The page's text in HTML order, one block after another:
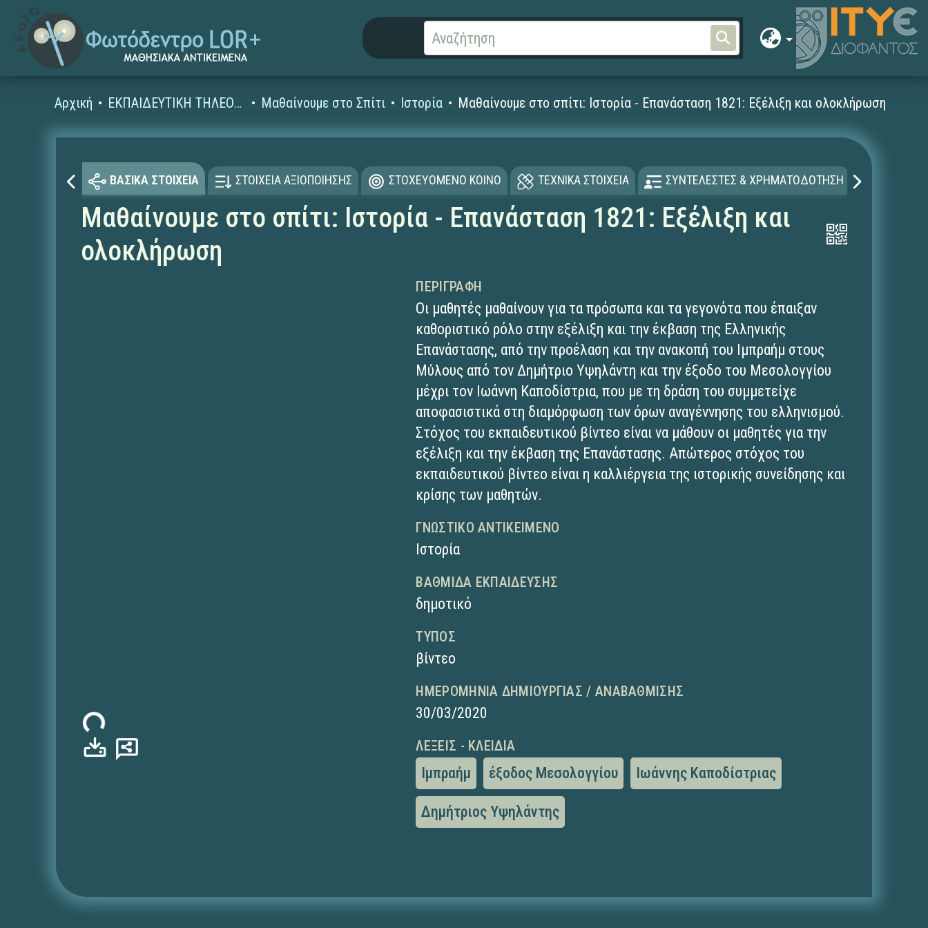
Αρχική ΕΚΠΑΙΔΕΥΤΙΚΗ ΤΗΛΕΟΡΑΣΗ (Ταινίες και βίντεο) Μαθαίνουμε στο Σπίτι Ιστορία Μαθαίνουμε στο σπίτι: Ιστορία - Επανάσταση 1821: Εξέλιξη και ολοκλήρωση
ΒΑΣΙΚΑ ΣΤΟΙΧΕΙΑ ΣΤΟΙΧΕΙΑ ΑΞΙΟΠΟΙΗΣΗΣ ΣΤΟΧΕΥΟΜΕΝΟ ΚΟΙΝΟ ΤΕΧΝΙΚΑ ΣΤΟΙΧΕΙΑ ΣΥΝΤΕΛΕΣΤΕΣ & ΧΡΗΜΑΤΟΔΟΤΗΣΗ
Μαθαίνουμε στο σπίτι: Ιστορία - Επανάσταση 1821: Εξέλιξη και
ολοκλήρωση
Φόρτωση...
ΠΕΡΙΓΡΑΦΉ
Οι μαθητές μαθαίνουν για τα πρόσωπα και τα γεγονότα που έπαιξαν
καθοριστικό ρόλο στην εξέλιξη και την έκβαση της Ελληνικής
Επανάστασης, από την προέλαση και την ανακοπή του Ιμπραήμ στους
Μύλους από τον Δημήτριο Υψηλάντη και την έξοδο του Μεσολογγίου
μέχρι τον Ιωάννη Καποδίστρια, που με τη δράση του συμμετείχε
αποφασιστικά στη διαμόρφωση των όρων αναγέννησης του ελληνισμού.
Στόχος του εκπαιδευτικού βίντεο είναι να μάθουν οι μαθητές για την
εξέλιξη και την έκβαση της Επανάστασης. Απώτερος στόχος του
εκπαιδευτικού βίντεο είναι η καλλιέργεια της ιστορικής συνείδησης και
κρίσης των μαθητών.
ΓΝΩΣΤΙΚΌ ΑΝΤΙΚΕΊΜΕΝΟ
Ιστορία
ΒΑΘΜΊΔΑ ΕΚΠΑΊΔΕΥΣΗΣ
δημοτικό
ΤΎΠΟΣ
βίντεο
ΗΜΕΡΟΜΗΝΊΑ ΔΗΜΙΟΥΡΓΊΑΣ / ΑΝΑΒΆΘΜΙΣΗΣ
30/03/2020
ΛΈΞΕΙΣ - ΚΛΕΙΔΙΆ
Ιμπραήμ έξοδος Μεσολογγίου Ιωάννης Καποδίστριας
Δημήτριος Υψηλάντης